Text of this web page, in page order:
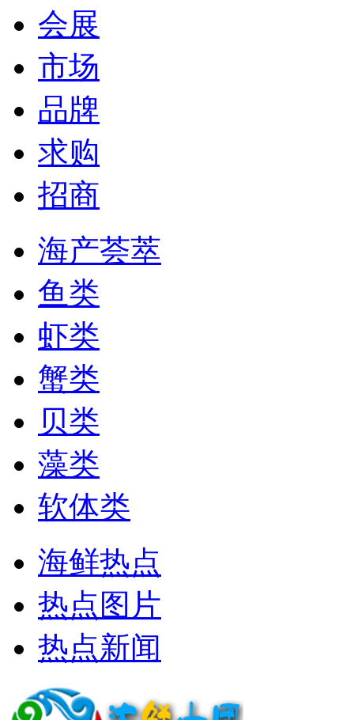
会展
市场
品牌
求购
招商
海产荟萃
鱼类
虾类
蟹类
贝类
藻类
软体类
海鲜热点
热点图片
热点新闻